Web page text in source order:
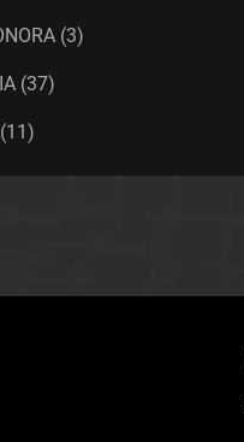
(3)
(37)
(11)